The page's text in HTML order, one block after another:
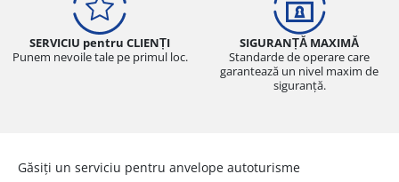
SERVICIU pentru CLIENȚI
Punem nevoile tale pe primul loc.
SIGURANȚĂ MAXIMĂ
Standarde de operare care
garantează un nivel maxim de
siguranță.
Găsiți un serviciu pentru anvelope autoturisme